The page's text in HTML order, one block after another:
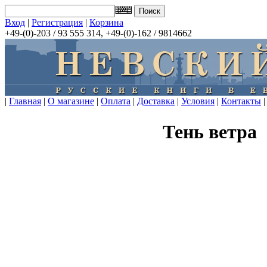
Вход | Регистрация | Корзина
+49-(0)-203 / 93 555 314, +49-(0)-162 / 9814662
| Главная | О магазине | Оплата | Доставка | Условия | Контакты |
Тень ветра